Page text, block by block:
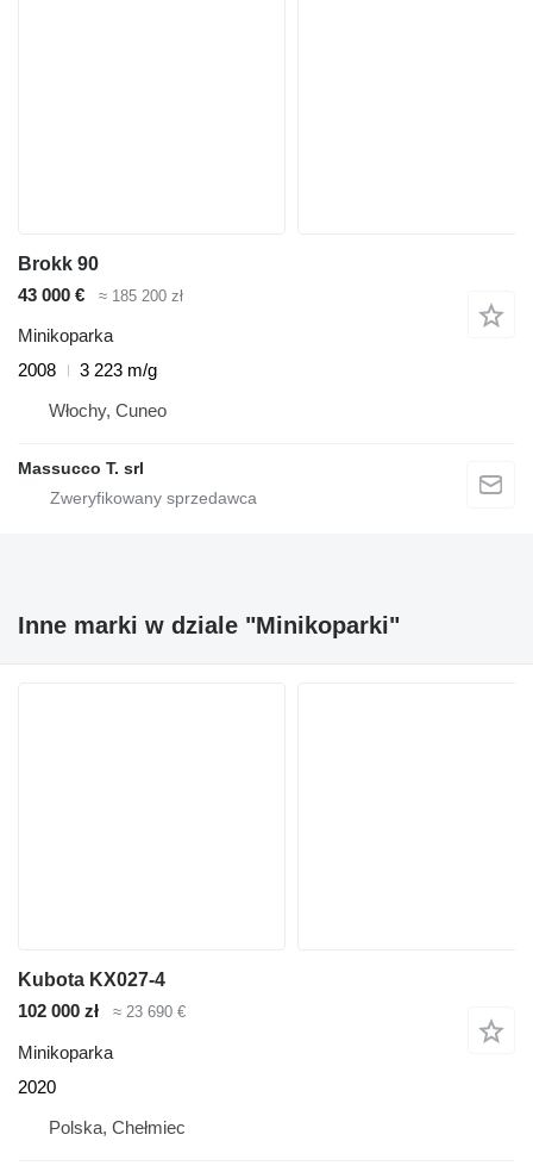
Brokk 90
43 000 €
≈ 185 200 zł
Minikoparka
2008
3 223 m/g
Włochy, Cuneo
Massucco T. srl
Inne marki w dziale "Minikoparki"
Kubota KX027-4
102 000 zł
≈ 23 690 €
Minikoparka
2020
Polska, Chełmiec